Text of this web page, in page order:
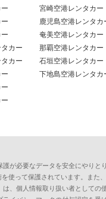
カー
カー
宮崎空港レンタカー
鹿児島空港レンタカ
奄美空港レンタカー
那覇空港レンタカー
石垣空港レンタカー
下地島空港レンタカ
が必要なデータを安全にやり
使って保護されています。また
、個人情報取り扱い者として